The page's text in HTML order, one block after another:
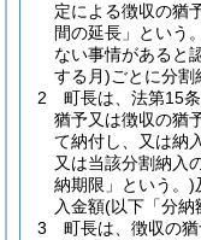
定による徴収の猶
間の延長」という
ない事情があると
する月)ごとに分割
2
町長は、法第15
猶予又は徴収の猶
て納付し、又は納
又は当該分割納入
納期限」という。)
入金額(以下「分納
3
町長は、徴収の